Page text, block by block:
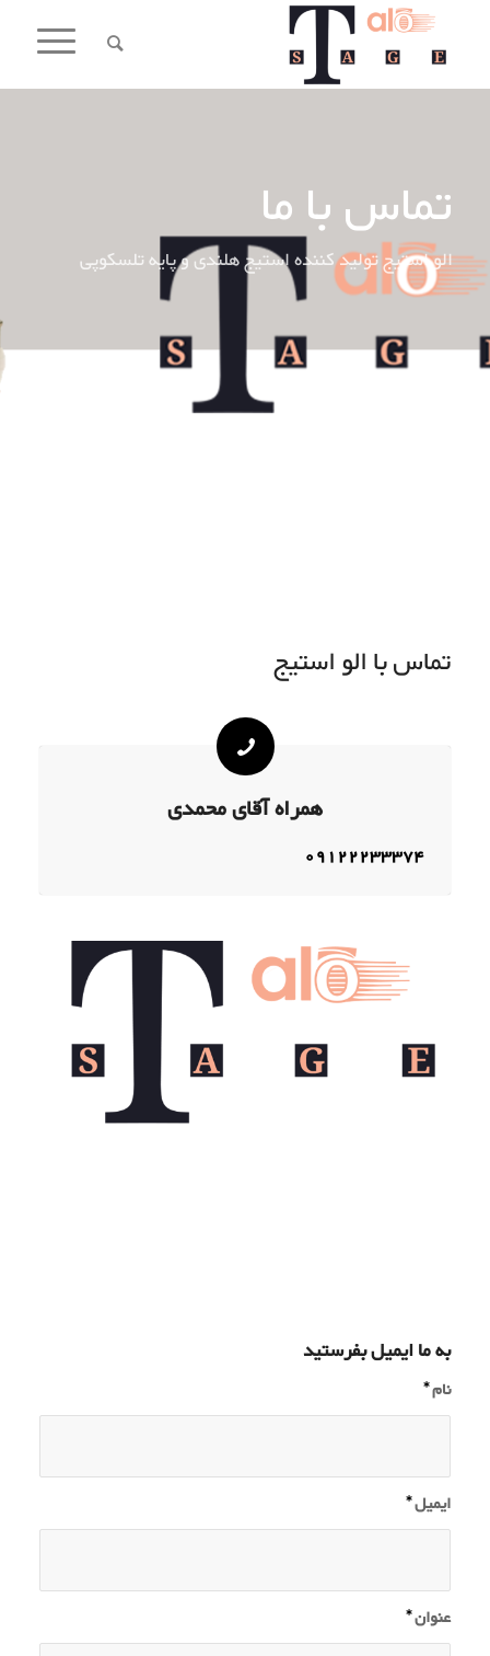
تماس با ما
الو استیج تولید کننده استیج هلندی و پایه تلسکوپی
تماس با الو استیج
همراه آقای محمدی
به ما ایمیل بفرستید
نام*
ایمیل*
عنوان*